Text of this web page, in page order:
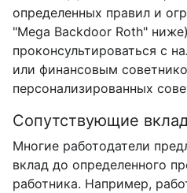
определенных правил и
"Mega Backdoor Roth"
проконсультироваться с
или финансовым
персонализированных
Сопутствующие
Многие работодатели
вклад до определенного
работника. Например,